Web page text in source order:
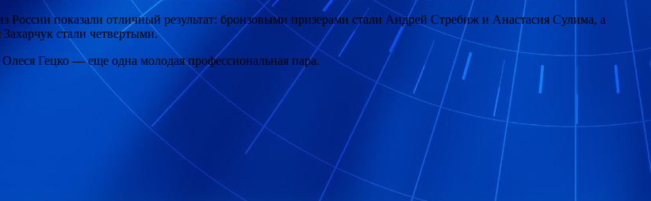
показали отличный результат: бронзовыми призерами стали Андрей Стребиж и Анастасия Сулима, а
стали четвертыми.
Гецко — еще одна молодая профессиональная пара.